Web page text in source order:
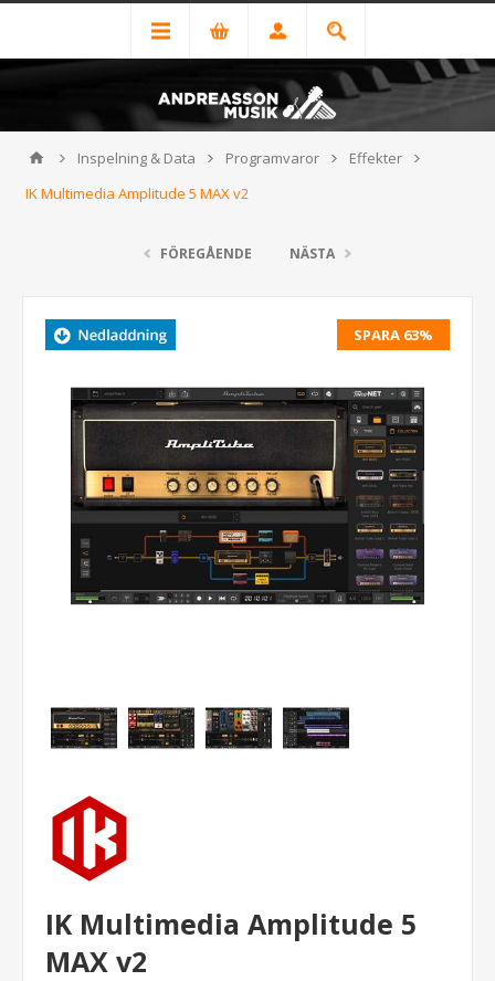
Inspelning & Data Programvaror
Effekter
IK Multimedia Amplitude 5 MAX v2
FÖREGÅENDE NÄSTA
SPARA 63%
IK Multimedia Amplitude 5
MAX v2